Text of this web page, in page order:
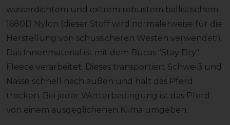
wasserdichtem und extrem robustem ballistischem
1680D Nylon (dieser Stoff wird normalerweise für die
Herstellung von schussicheren Westen verwendet!).
Das Innenmaterial ist mit dem Bucas "Stay Dry"
Fleece verarbeitet. Dieses transportiert Schweiß und
Nässe schnell nach außen und hält das Pferd
trocken. Bei jeder Wetterbedingung ist das Pferd
von einem ausgeglichenen Klima umgeben.